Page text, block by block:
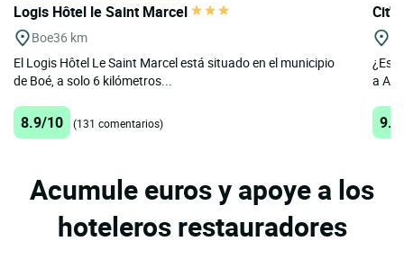
Logis Hôtel le Saint Marcel
Boe36 km
El Logis Hôtel Le Saint Marcel está situado en el municipio
de Boé, a solo 6 kilómetros...
8.9/10 (131 comentarios)
a
Acumule euros y apoye a los
hoteleros restauradores